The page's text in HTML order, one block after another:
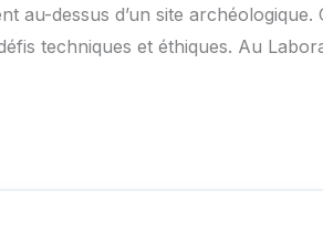
au-dessus d’un site
techniques et éthiques. Au